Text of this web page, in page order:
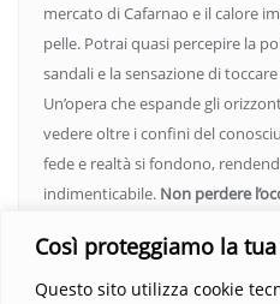
Così proteggiamo la
Questo sito utilizza cookie
mercato di Cafarnao e il calore
pelle. Potrai quasi percepire la
sandali e la sensazione di
Un’opera che espande gli
vedere oltre i confini del
fede e realtà si fondono,
indimenticabile. Non perdere
Parola trasformi la tua vita.